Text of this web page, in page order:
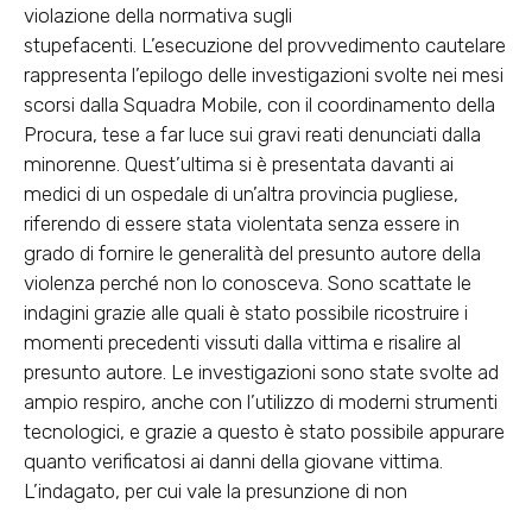
violazione della normativa sugli
stupefacenti. L’esecuzione del provvedimento cautelare
rappresenta l’epilogo delle investigazioni svolte nei mesi
scorsi dalla Squadra Mobile, con il coordinamento della
Procura, tese a far luce sui gravi reati denunciati dalla
minorenne. Quest’ultima si è presentata davanti ai
medici di un ospedale di un’altra provincia pugliese,
riferendo di essere stata violentata senza essere in
grado di fornire le generalità del presunto autore della
violenza perché non lo conosceva. Sono scattate le
indagini grazie alle quali è stato possibile ricostruire i
momenti precedenti vissuti dalla vittima e risalire al
presunto autore. Le investigazioni sono state svolte ad
ampio respiro, anche con l’utilizzo di moderni strumenti
tecnologici, e grazie a questo è stato possibile appurare
quanto verificatosi ai danni della giovane vittima.
L’indagato, per cui vale la presunzione di non